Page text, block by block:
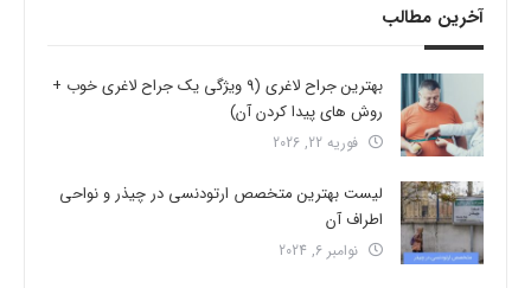
آخرین مطالب
بهترین جراح لاغری (9 ویژگی یک جراح لاغری خوب +
روش های پیدا کردن آن)
فوریه 22, 2026
لیست بهترین متخصص ارتودنسی در چیذر و نواحی
اطراف آن
نوامبر 6, 2024